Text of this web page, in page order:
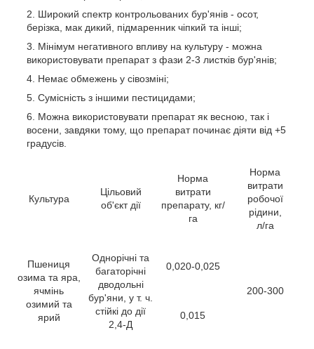
Широкий спектр контрольованих бур'янів - осот,
берізка, мак дикий, підмаренник чіпкий та інші;
Мінімум негативного впливу на культуру - можна
використовувати препарат з фази 2-3 листків бур'янів;
Немає обмежень у сівозміні;
Сумісність з іншими пестицидами;
Можна використовувати препарат як весною, так і
восени, завдяки тому, що препарат починає діяти від +5
градусів.
Культура
Цільовий
об'єкт дії
Норма
витрати
препарату, кг/
га
Норма
витрати
робочої
рідини,
л/га
Пшениця
озима та яра,
ячмінь
озимий та
ярий
Однорічні та
багаторічні
дводольні
бур'яни, у т. ч.
стійкі до дії
2,4-Д
0,020-0,025
200-300
0,015